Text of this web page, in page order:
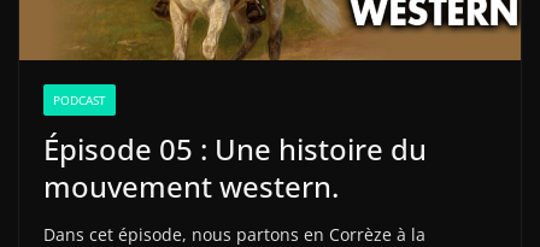
PODCAST
Épisode 05 : Une histoire du
mouvement western.
Dans cet épisode, nous partons en Corrèze à la